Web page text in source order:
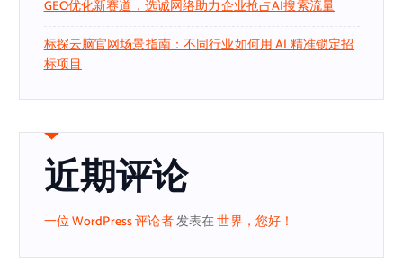
GEO优化新赛道，选诚网络助力企业抢占AI搜索流量
标探云脑官网场景指南：不同行业如何用 AI 精准锁定招
标项目
近期评论
一位 WordPress 评论者发表在世界，您好！